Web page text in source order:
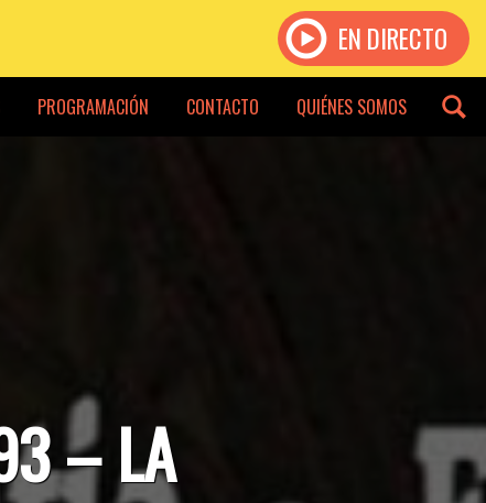
EN DIRECTO
PROGRAMACIÓN CONTACTO QUIÉNES SOMOS
– LA